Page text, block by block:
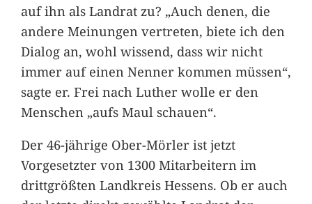
auf ihn als Landrat zu? „Auch denen, die
andere Meinungen vertreten, biete ich den
Dialog an, wohl wissend, dass wir nicht
immer auf einen Nenner kommen müssen“,
sagte er. Frei nach Luther wolle er den
Menschen „aufs Maul schauen“.
Der 46-jährige Ober-Mörler ist jetzt
Vorgesetzter von 1300 Mitarbeitern im
drittgrößten Landkreis Hessens. Ob er auch